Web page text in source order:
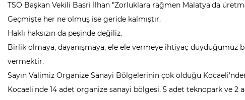
TSO Başkan Vekili Basri İlhan "Zorluklara rağmen Malatya'da
Geçmişte her ne olmuş ise geride kalmıştır.
Haklı haksızın da peşinde değiliz.
Birlik olmaya, dayanışmaya, ele ele vermeye ihtiyaç duyduğumuz
vermektir.
Sayın Valimiz Organize Sanayi Bölgelerinin çok olduğu
Kocaeli'nde 14 adet organize sanayi bölgesi, 5 adet teknopark ve